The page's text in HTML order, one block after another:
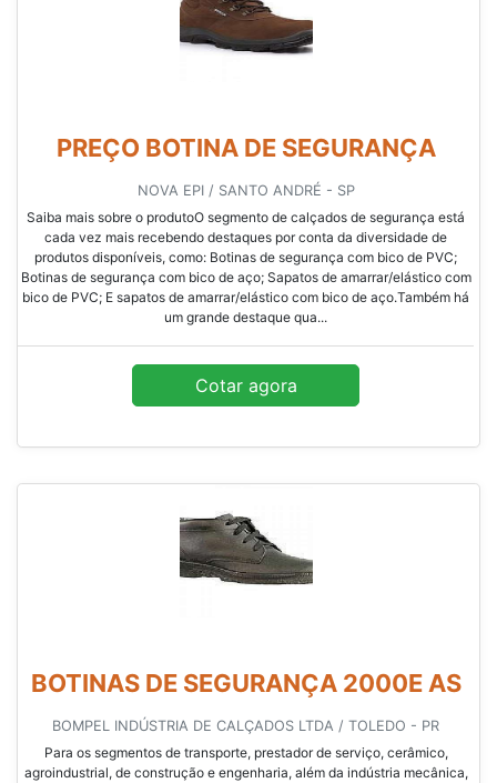
PREÇO BOTINA DE SEGURANÇA
NOVA EPI / SANTO ANDRÉ - SP
Saiba mais sobre o produtoO segmento de calçados de segurança está
cada vez mais recebendo destaques por conta da diversidade de
produtos disponíveis, como: Botinas de segurança com bico de PVC;
Botinas de segurança com bico de aço; Sapatos de amarrar/elástico com
bico de PVC; E sapatos de amarrar/elástico com bico de aço.Também há
um grande destaque qua...
Cotar agora
BOTINAS DE SEGURANÇA 2000E AS
BOMPEL INDÚSTRIA DE CALÇADOS LTDA / TOLEDO - PR
Para os segmentos de transporte, prestador de serviço, cerâmico,
agroindustrial, de construção e engenharia, além da indústria mecânica,